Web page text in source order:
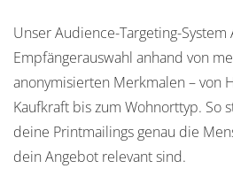
Unser Audience-Targeting-
Empfängerauswahl anhand von
anonymisierten Merkmalen – von
Kaufkraft bis zum Wohnorttyp. So
deine Printmailings genau die
dein Angebot relevant sind.